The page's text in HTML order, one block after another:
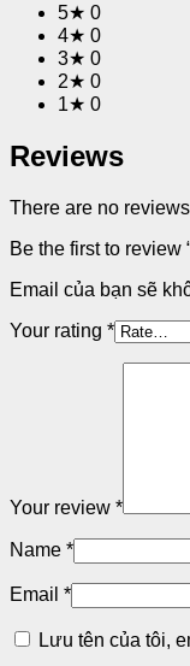
5★ 0
4★ 0
3★ 0
2★ 0
1★ 0
Reviews
There are no
Be the first to
Email của bạn sẽ
Your rating *
Your review *
Name *
Email *
Lưu tên của tôi,